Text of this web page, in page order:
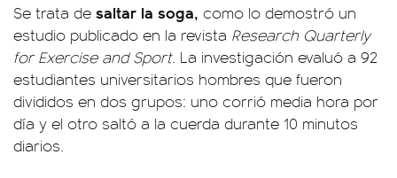
Se trata de saltar la soga, como lo demostró un
estudio publicado en la revista Research Quarterly
for Exercise and Sport. La investigación evaluó a 92
estudiantes universitarios hombres que fueron
divididos en dos grupos: uno corrió media hora por
día y el otro saltó a la cuerda durante 10 minutos
diarios.